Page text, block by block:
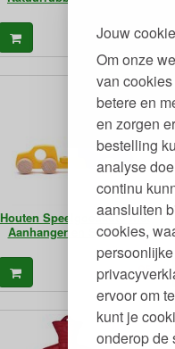
Jouw
Om onze
van
betere en
en zorgen
bestelling
analyse
continu
aansluiten
cookies,
ervoor om
kunt je
onderop de
€89,95
Houten Speelgoedauto met
Aanhanger en Surfplank
€24,95